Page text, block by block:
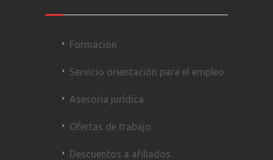
Formación
Servicio orientación para el empleo
Asesoría jurídica
Ofertas de trabajo
Descuentos a afiliados